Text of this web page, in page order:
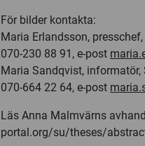
För bilder kontakta:
Maria Erlandsson,
070-230 88 91, e-post
Maria Sandqvist,
070-664 22 64, e-post
Läs Anna Malmvärns
portal.org/su/theses/